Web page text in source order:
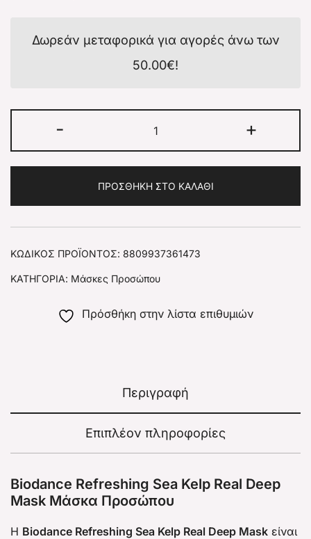
Δωρεάν μεταφορικά για αγορές άνω των
50.00€!
- +
ΠΡΟΣΘΉΚΗ ΣΤΟ ΚΑΛΆΘΙ
ΚΩΔΙΚΌΣ ΠΡΟΪΌΝΤΟΣ: 8809937361473
ΚΑΤΗΓΟΡΊΑ: Μάσκες Προσώπου
Πρόσθήκη στην λίστα επιθυμιών
Περιγραφή
Επιπλέον πληροφορίες
Biodance Refreshing Sea Kelp Real Deep
Mask Μάσκα Προσώπου
Η Biodance Refreshing Sea Kelp Real Deep Mask είναι